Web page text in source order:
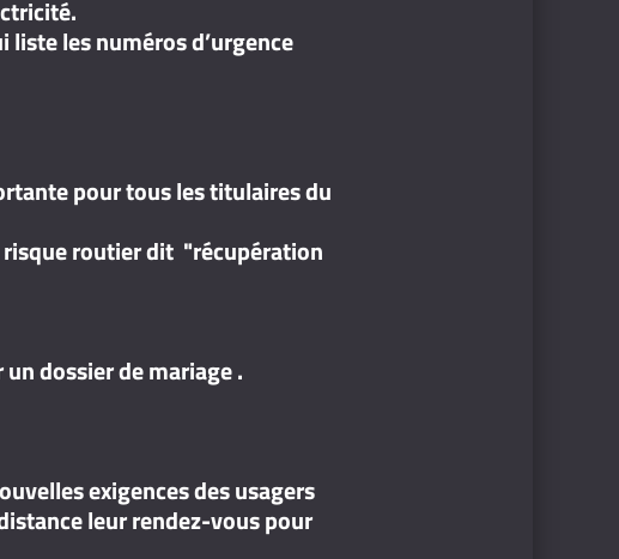
liste les numéros d’urgence
pour tous les titulaires du
routier dit "récupération
dossier de mariage .
exigences des usagers
leur rendez-vous pour